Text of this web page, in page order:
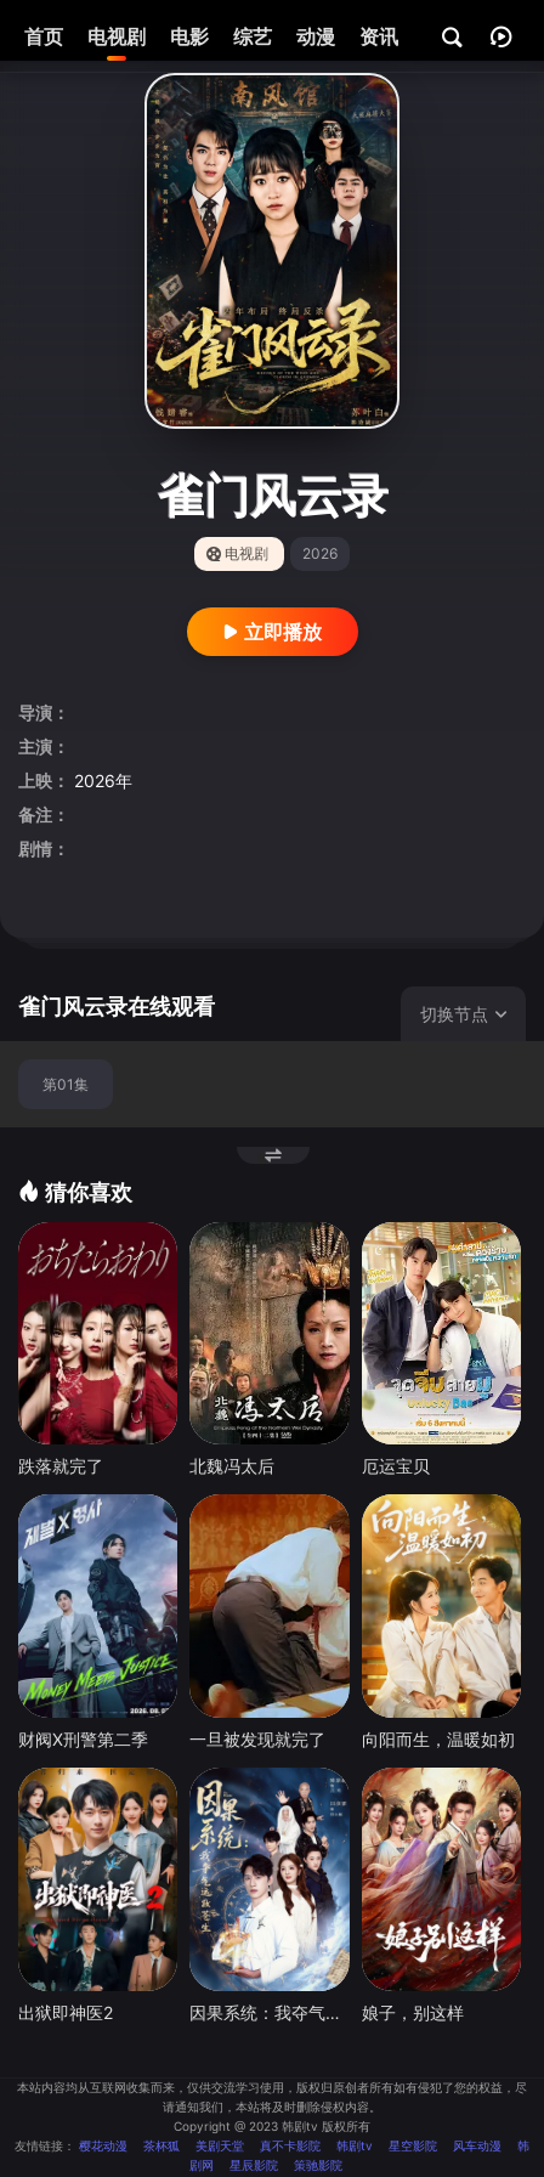
首页 电视剧 电影 综艺 动漫 资讯
雀门风云录
电视剧 2026
立即播放
导演：
主演：
上映： 2026年
备注：
剧情：
雀门风云录在线观看 切换节点
第01集
猜你喜欢
跌落就完了 北魏冯太后 厄运宝贝
财阀X刑警第二季 一旦被发现就完了 向阳而生，温暖如初
出狱即神医2 因果系统：我夺气运救苍生 娘子，别这样
本站内容均从互联网收集而来，仅供交流学习使用，版权归原创者所有如有侵犯了您的权益，尽
请通知我们，本站将及时删除侵权内容。
Copyright @ 2023 韩剧tv 版权所有
友情链接： 樱花动漫 茶杯狐 美剧天堂 真不卡影院 韩剧tv 星空影院 风车动漫
韩
剧网
星辰影院 策驰影院